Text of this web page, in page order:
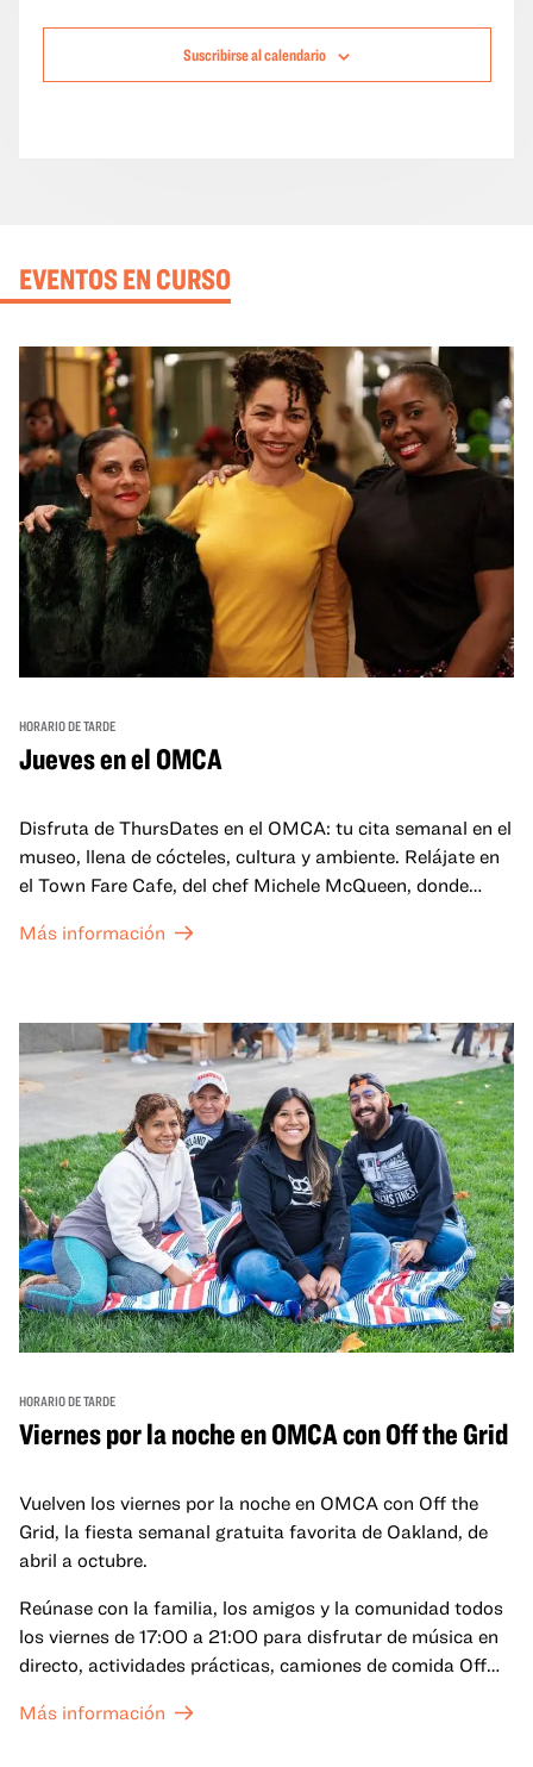
Suscribirse al calendario
EVENTOS EN CURSO
HORARIO DE TARDE
Jueves en el OMCA
Disfruta de ThursDates en el OMCA: tu cita semanal en el
museo, llena de cócteles, cultura y ambiente. Relájate en
el Town Fare Cafe, del chef Michele McQueen, donde
fondo, o explora las galerías, que cobran vida por la noche
adultos!
Más información
HORARIO DE TARDE
Viernes por la noche en OMCA con Off the Grid
Vuelven los viernes por la noche en OMCA con Off the
Grid, la fiesta semanal gratuita favorita de Oakland, de
abril a octubre.
Reúnase con la familia, los amigos y la comunidad todos
los viernes de 17:00 a 21:00 para disfrutar de música en
directo, actividades prácticas, camiones de comida Off
exposiciones especiales, con una
Más información